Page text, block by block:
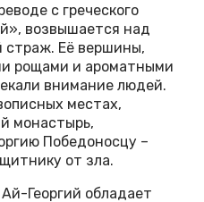
с греческого
возвышается над
страж. Её вершины,
рощами и ароматными
внимание людей.
местах,
монастырь,
Победоносцу –
от зла.
Георгий обладает